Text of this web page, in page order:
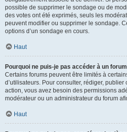
possible de supprimer le sondage ou de
des votes ont été exprimés, seuls les
peuvent modifier ou supprimer le sondage.
options d’un sondage en cours.
Haut
Pourquoi ne puis-je pas accéder à un
Certains forums peuvent être limités à
d’utilisateurs. Pour consulter, rédiger,
action, vous avez besoin des permissions
modérateur ou un administrateur du forum
Haut